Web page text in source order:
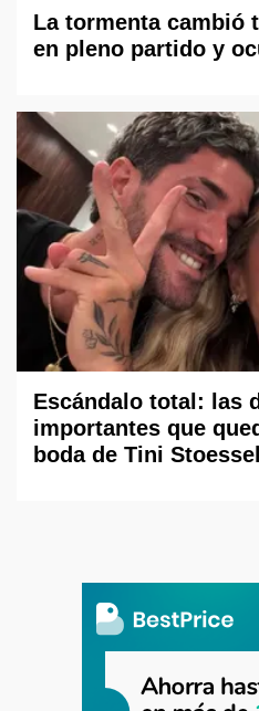
La tormenta cambió
en pleno partido y
Escándalo total: las
importantes que
boda de Tini